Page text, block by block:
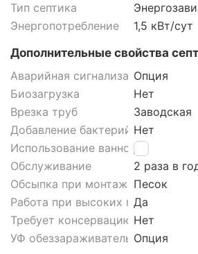
Тип септика
Энергопотребление
1,5 кВт/сут
Дополнительные свойства
Аварийная сигнализация септика
Опция
Биозагрузка
Нет
Врезка труб
Заводская
Добавление бактерий Нет
Использование ваннойДа
Обслуживание
2 раза в
Обсыпка при монтаже септика
Песок
Работа при высоких грунтовых
Да
Требует консервацию Нет
УФ обеззараживатель Опция